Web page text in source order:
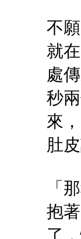
不
就
處
秒
來
肚
「
抱
了